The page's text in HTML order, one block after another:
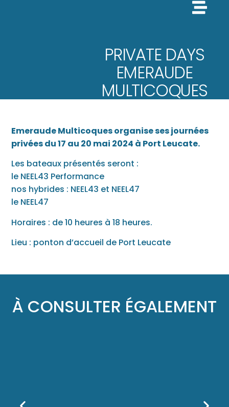
PRIVATE DAYS
EMERAUDE
MULTICOQUES
Emeraude Multicoques organise ses journées
privées du 17 au 20 mai 2024 à Port Leucate.
Les bateaux présentés seront :
le NEEL43 Performance
nos hybrides : NEEL43 et NEEL47
le NEEL47
Horaires : de 10 heures à 18 heures.
Lieu : ponton d’accueil de Port Leucate
À CONSULTER ÉGALEMENT